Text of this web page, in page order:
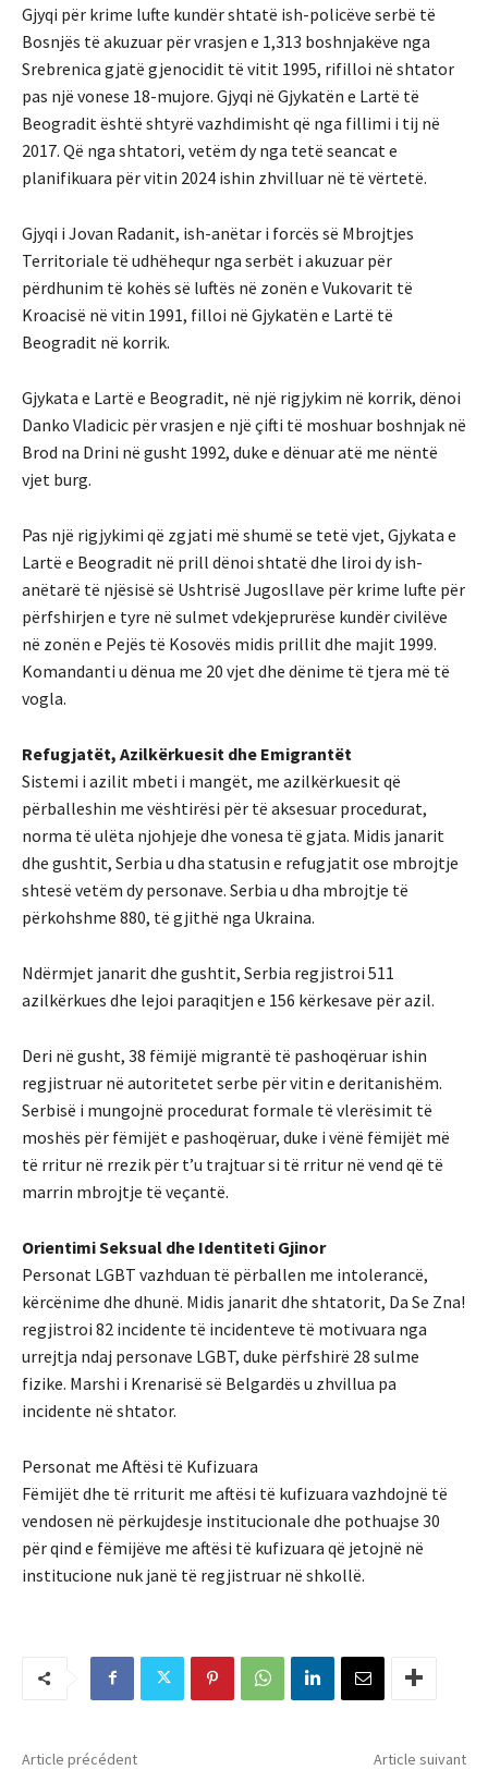
Gjyqi për krime lufte kundër shtatë ish-policëve serbë të
Bosnjës të akuzuar për vrasjen e 1,313 boshnjakëve nga
Srebrenica gjatë gjenocidit të vitit 1995, rifilloi në shtator
pas një vonese 18-mujore. Gjyqi në Gjykatën e Lartë të
Beogradit është shtyrë vazhdimisht që nga fillimi i tij në
2017. Që nga shtatori, vetëm dy nga tetë seancat e
planifikuara për vitin 2024 ishin zhvilluar në të vërtetë.
Gjyqi i Jovan Radanit, ish-anëtar i forcës së Mbrojtjes
Territoriale të udhëhequr nga serbët i akuzuar për
përdhunim të kohës së luftës në zonën e Vukovarit të
Kroacisë në vitin 1991, filloi në Gjykatën e Lartë të
Beogradit në korrik.
Gjykata e Lartë e Beogradit, në një rigjykim në korrik, dënoi
Danko Vladicic për vrasjen e një çifti të moshuar boshnjak në
Brod na Drini në gusht 1992, duke e dënuar atë me nëntë
vjet burg.
Pas një rigjykimi që zgjati më shumë se tetë vjet, Gjykata e
Lartë e Beogradit në prill dënoi shtatë dhe liroi dy ish-
anëtarë të njësisë së Ushtrisë Jugosllave për krime lufte për
përfshirjen e tyre në sulmet vdekjeprurëse kundër civilëve
në zonën e Pejës të Kosovës midis prillit dhe majit 1999.
Komandanti u dënua me 20 vjet dhe dënime të tjera më të
vogla.
Refugjatët, Azilkërkuesit dhe Emigrantët
Sistemi i azilit mbeti i mangët, me azilkërkuesit që
përballeshin me vështirësi për të aksesuar procedurat,
norma të ulëta njohjeje dhe vonesa të gjata. Midis janarit
dhe gushtit, Serbia u dha statusin e refugjatit ose mbrojtje
shtesë vetëm dy personave. Serbia u dha mbrojtje të
përkohshme 880, të gjithë nga Ukraina.
Ndërmjet janarit dhe gushtit, Serbia regjistroi 511
azilkërkues dhe lejoi paraqitjen e 156 kërkesave për azil.
Deri në gusht, 38 fëmijë migrantë të pashoqëruar ishin
regjistruar në autoritetet serbe për vitin e deritanishëm.
Serbisë i mungojnë procedurat formale të vlerësimit të
moshës për fëmijët e pashoqëruar, duke i vënë fëmijët më
të rritur në rrezik për t’u trajtuar si të rritur në vend që të
marrin mbrojtje të veçantë.
Orientimi Seksual dhe Identiteti Gjinor
Personat LGBT vazhduan të përballen me intolerancë,
kërcënime dhe dhunë. Midis janarit dhe shtatorit, Da Se Zna!
regjistroi 82 incidente të incidenteve të motivuara nga
urrejtja ndaj personave LGBT, duke përfshirë 28 sulme
fizike. Marshi i Krenarisë së Belgardës u zhvillua pa
incidente në shtator.
Personat me Aftësi të Kufizuara
Fëmijët dhe të rriturit me aftësi të kufizuara vazhdojnë të
vendosen në përkujdesje institucionale dhe pothuajse 30
për qind e fëmijëve me aftësi të kufizuara që jetojnë në
institucione nuk janë të regjistruar në shkollë.
Article précédent Article suivant